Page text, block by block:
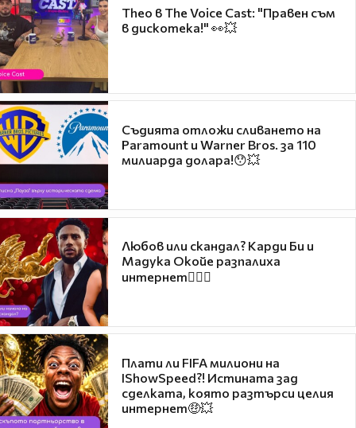
Theo в The Voice Cast: "Правен съм
в дискотека!" 👀💥
Съдията отложи сливането на
Paramount и Warner Bros. за 110
милиарда долара!😯💥
Любов или скандал? Карди Би и
Мадука Окойе разпалиха
интернет❤️‍🔥🔥
Плати ли FIFA милиони на
IShowSpeed?! Истината зад
сделката, която разтърси целия
интернет🤑💥